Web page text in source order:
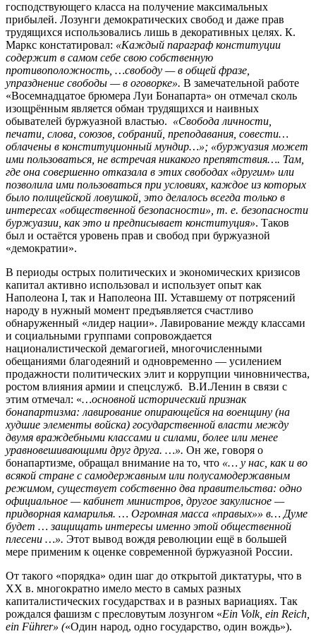
господствующего класса на получение максимальных
прибылей. Лозунги демократических свобод и даже прав
трудящихся использовались лишь в декоративных целях. К.
Маркс констатировал: «Каждый параграф конституции
содержит в самом себе свою собственную
противоположность, …свободу — в общей фразе,
упразднение свободы — в оговорке». В замечательной работе
«Восемнадцатое брюмера Луи Бонапарта» он отмечал сколь
изощрённым является обман трудящихся и наивных
обывателей буржуазной властью. «Свобода личности,
печати, слова, союзов, собраний, преподавания, совести…
облачены в конституционный мундир…»; «буржуазия может
ими пользоваться, не встречая никакого препятствия…. Там,
где она совершенно отказала в этих свободах «другим» или
позволила ими пользоваться при условиях, каждое из которых
было полицейской ловушкой, это делалось всегда только в
интересах «общественной безопасности», т. е. безопасности
буржуазии, как это и предписывает конституция». Таков
был и остаётся уровень прав и свобод при буржуазной
«демократии».
В периоды острых политических и экономических кризисов
капитал активно использовал и использует опыт как
Наполеона I, так и Наполеона III. Уставшему от потрясений
народу в нужный момент предъявляется счастливо
обнаруженный «лидер нации». Лавирование между классами
и социальными группами сопровождается
националистической демагогией, многочисленными
обещаниями благодеяний и одновременно — усилением
продажности политических элит и коррупции чиновничества,
ростом влияния армии и спецслужб. В.И.Ленин в связи с
этим отмечал: «…основной исторический признак
бонапартизма: лавирование опирающейся на военщину (на
худшие элементы войска) государственной власти между
двумя враждебными классами и силами, более или менее
уравновешивающими друг друга. …». Он же, говоря о
бонапартизме, обращал внимание на то, что «… у нас, как и во
всякой стране с самодержавным или полусамодержавным
режимом, существует собственно два правительства: одно
официальное — кабинет министров, другое закулисное —
придворная камарилья. … Огромная масса «правых»» в… Думе
будет … защищать интересы именно этой общественной
плесени …». Этот вывод вождя революции ещё в большей
мере применим к оценке современной буржуазной России.
От такого «порядка» один шаг до открытой диктатуры, что в
XX в. многократно имело место в самых разных
капиталистических государствах и в разных вариациях. Так
рождался фашизм с пресловутым лозунгом «Ein Volk, ein Reich,
ein Führer» («Один народ, одно государство, один вождь»).